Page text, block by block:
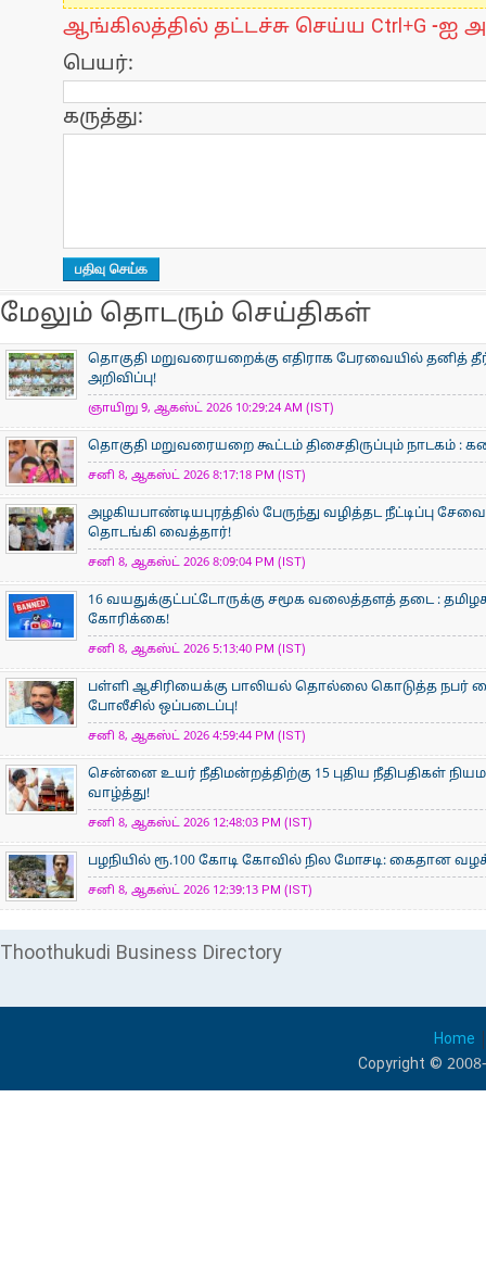
ஆங்கிலத்தில் தட்டச்சு செய்ய Ctrl+G -ஐ
பெயர்:
கருத்து:
மேலும் தொடரும் செய்திகள்
தொகுதி மறுவரையறைக்கு எதிராக பேரவையில் தனித்
அறிவிப்பு!
ஞாயிறு 9, ஆகஸ்ட் 2026 10:29:24 AM (IST)
தொகுதி மறுவரையறை கூட்டம் திசைதிருப்பும் நாடகம் :
சனி 8, ஆகஸ்ட் 2026 8:17:18 PM (IST)
அழகியபாண்டியபுரத்தில் பேருந்து வழித்தட நீட்டிப்பு
தொடங்கி வைத்தார்!
சனி 8, ஆகஸ்ட் 2026 8:09:04 PM (IST)
16 வயதுக்குட்பட்டோருக்கு சமூக வலைத்தளத் தடை :
கோரிக்கை!
சனி 8, ஆகஸ்ட் 2026 5:13:40 PM (IST)
பள்ளி ஆசிரியைக்கு பாலியல் தொல்லை கொடுத்த நபர்
போலீசில் ஒப்படைப்பு!
சனி 8, ஆகஸ்ட் 2026 4:59:44 PM (IST)
சென்னை உயர் நீதிமன்றத்திற்கு 15 புதிய நீதிபதிகள்
வாழ்த்து!
சனி 8, ஆகஸ்ட் 2026 12:48:03 PM (IST)
பழநியில் ரூ.100 கோடி கோவில் நில மோசடி: கைதான
சனி 8, ஆகஸ்ட் 2026 12:39:13 PM (IST)
Thoothukudi Business Directory
Home
Copyright ©